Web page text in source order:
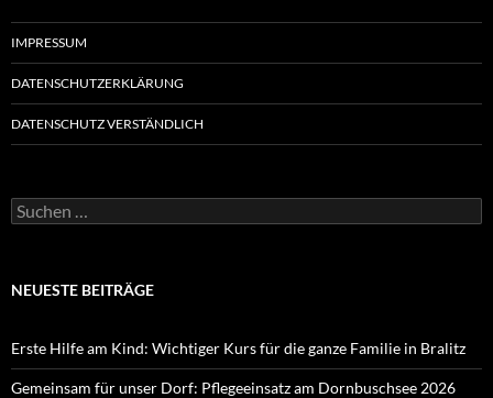
IMPRESSUM
DATENSCHUTZERKLÄRUNG
DATENSCHUTZ VERSTÄNDLICH
Suchen
nach:
NEUESTE BEITRÄGE
Erste Hilfe am Kind: Wichtiger Kurs für die ganze Familie in Bralitz
Gemeinsam für unser Dorf: Pflegeeinsatz am Dornbuschsee 2026